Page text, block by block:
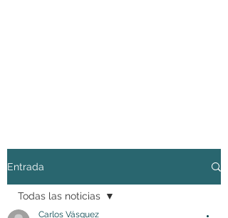
Entrada
Todas las noticias
Carlos Vásquez